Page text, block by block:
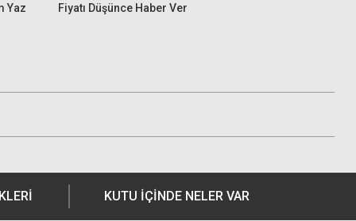
Yaz Fiyatı Düşünce Haber Ver
KUTU İÇİNDE NELER VAR